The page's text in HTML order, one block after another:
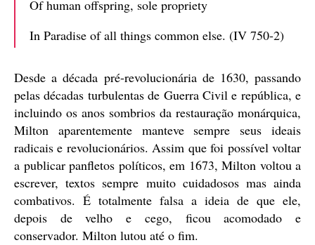
Of human offspring, sole propriety
In Paradise of all things common else. (IV 750-2)
Desde a década pré-revolucionária de 1630, passando
pelas décadas turbulentas de Guerra Civil e república, e
incluindo os anos sombrios da restauração monárquica,
Milton aparentemente manteve sempre seus ideais
radicais e revolucionários. Assim que foi possível voltar
a publicar panfletos políticos, em 1673, Milton voltou a
escrever, textos sempre muito cuidadosos mas ainda
combativos. É totalmente falsa a ideia de que ele,
depois de velho e cego, ficou acomodado e
conservador. Milton lutou até o fim.